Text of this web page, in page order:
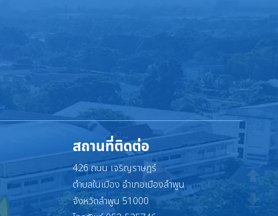
สถานที่ติดต่อ
426 ถนน เจริญราษฎร์
ตำบลในเมือง อำเภอเมืองลำพูน
จังหวัดลำพูน 51000